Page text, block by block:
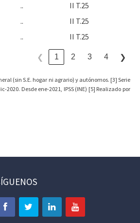
..
II T.25
..
II T.25
.. II T.25
❮ 1 2 3 4 ❯
(sin S.E. hogar ni agrario) y autónomos. [3] Serie
Desde ene-2021, IPSS (INE) [5] Realizado por